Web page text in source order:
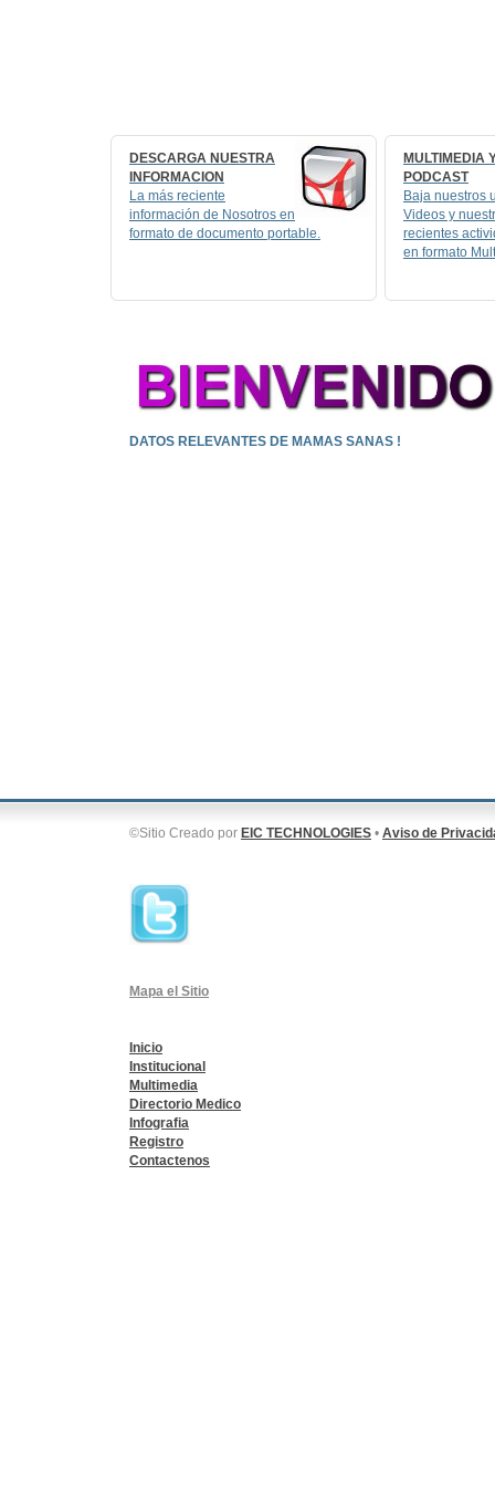
DESCARGA NUESTRA
INFORMACION
La más reciente
información de Nosotros en
formato de documento portable.
MULTIMEDIA
PODCAST
Baja nuestros
Videos y
recientes
en formato
DATOS RELEVANTES DE MAMAS SANAS !
©Sitio Creado por EIC TECHNOLOGIES • Aviso de
Mapa el Sitio
Inicio
Institucional
Multimedia
Directorio Medico
Infografia
Registro
Contactenos